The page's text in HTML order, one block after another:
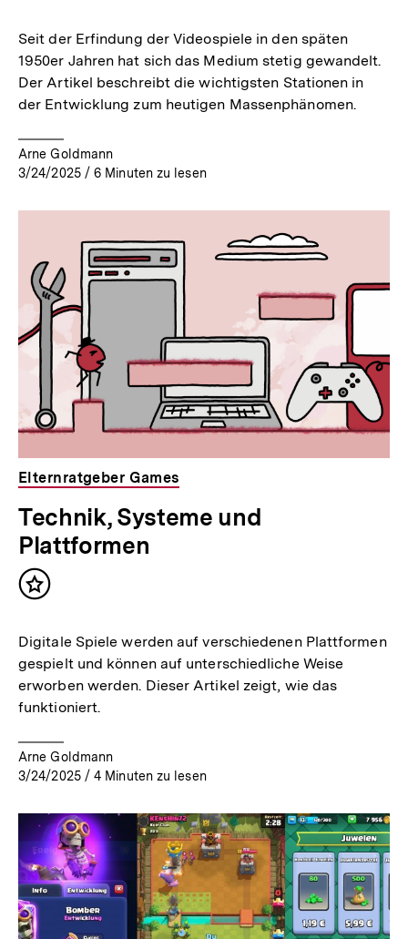
Seit der Erfindung der Videospiele in den späten
1950er Jahren hat sich das Medium stetig gewandelt.
Der Artikel beschreibt die wichtigsten Stationen in
der Entwicklung zum heutigen Massenphänomen.
Arne Goldmann
3/24/2025 / 6 Minuten zu lesen
Elternratgeber Games
Technik, Systeme und
Plattformen
Inhalt
Digitale Spiele werden auf verschiedenen Plattformen
gespielt und können auf unterschiedliche Weise
erworben werden. Dieser Artikel zeigt, wie das
funktioniert.
Arne Goldmann
3/24/2025 / 4 Minuten zu lesen